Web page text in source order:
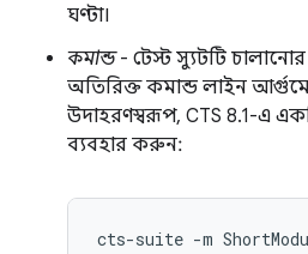
ঘণ্টা।
কমান্ড- টেস্ট স্যুটটি
অতিরিক্ত কমান্ড লাইন
উদাহরণস্বরূপ, CTS 8.1-এ
ব্যবহার করুন: